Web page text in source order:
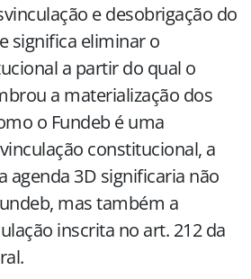
e desobrigação do
significa eliminar o
a partir do qual o
a materialização dos
o Fundeb é uma
constitucional, a
agenda 3D significaria não
mas também a
inscrita no art. 212 da